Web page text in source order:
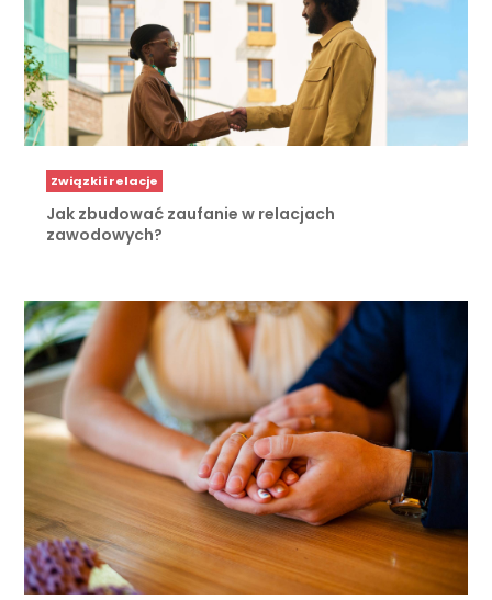
Związki i relacje
Jak zbudować zaufanie w relacjach
zawodowych?